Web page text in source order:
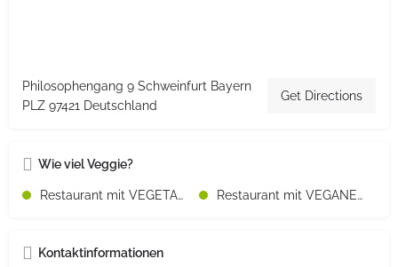
Philosophengang 9 Schweinfurt Bayern
PLZ 97421 Deutschland
Get Directions
Wie viel Veggie?
Restaurant mit VEGETARISCHEN Speisen Restaurant mit VEGANEN Speisen
Kontaktinformationen